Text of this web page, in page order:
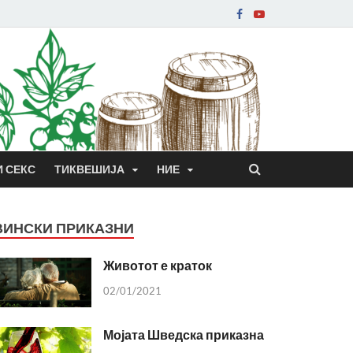
СЕКС ТИКВЕШИЈА НИЕ
ПРИКАЗНИ
Животот е краток
02/01/2021
Мојата Шведска приказна